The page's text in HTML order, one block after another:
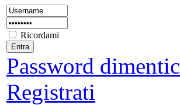
Ricordami
Password
Registrati